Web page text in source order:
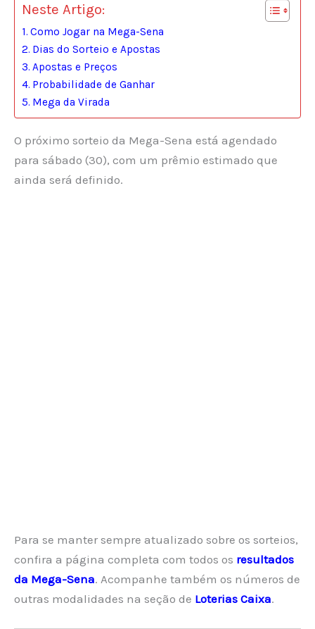
Neste Artigo:
Como Jogar na Mega-Sena
Dias do Sorteio e Apostas
Apostas e Preços
Probabilidade de Ganhar
Mega da Virada
O próximo sorteio da Mega-Sena está agendado
para sábado (30), com um prêmio estimado que
ainda será definido.
Para se manter sempre atualizado sobre os sorteios,
confira a página completa com todos os resultados
da Mega-Sena. Acompanhe também os números de
outras modalidades na seção de Loterias Caixa.